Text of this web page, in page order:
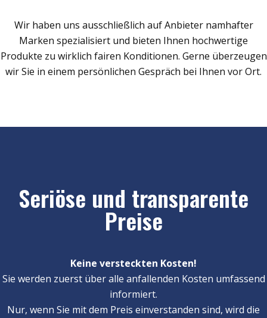
Wir haben uns ausschließlich auf Anbieter namhafter
Marken spezialisiert und bieten Ihnen hochwertige
Produkte zu wirklich fairen Konditionen. Gerne überzeugen
wir Sie in einem persönlichen Gespräch bei Ihnen vor Ort.
Seriöse und transparente
Preise
Keine versteckten Kosten!
Sie werden zuerst über alle anfallenden Kosten umfassend
informiert.
Nur, wenn Sie mit dem Preis einverstanden sind, wird die